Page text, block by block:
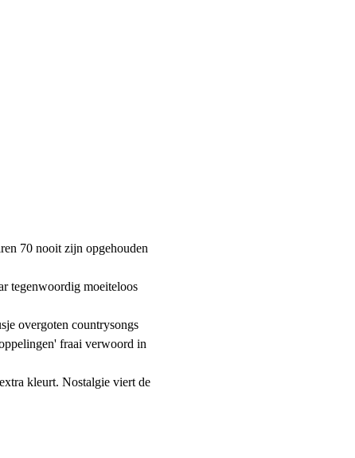
70 nooit zijn opgehouden
tegenwoordig moeiteloos
overgoten countrysongs
fraai verwoord in
kleurt. Nostalgie viert de